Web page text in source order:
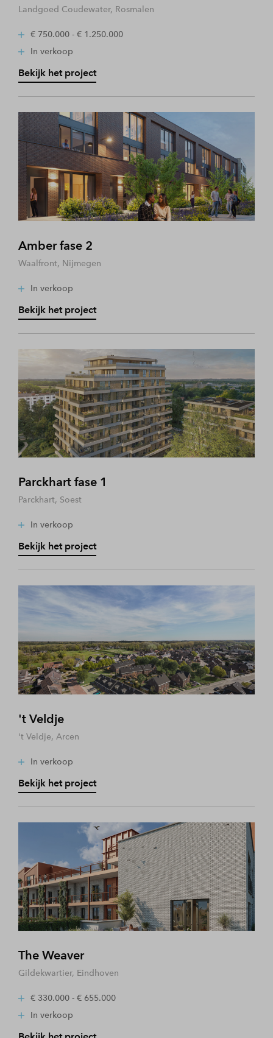
Landgoed Coudewater, Rosmalen
€ 750.000 - € 1.250.000
In verkoop
Bekijk het project
Amber fase 2
Waalfront, Nijmegen
In verkoop
Bekijk het project
Parckhart fase 1
Parckhart, Soest
In verkoop
Bekijk het project
't Veldje
't Veldje, Arcen
In verkoop
Bekijk het project
The Weaver
Gildekwartier, Eindhoven
€ 330.000 - € 655.000
In verkoop